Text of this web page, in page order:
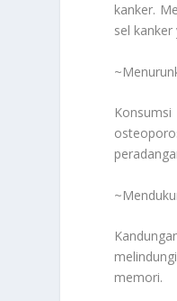
kanker.
sel
memori.